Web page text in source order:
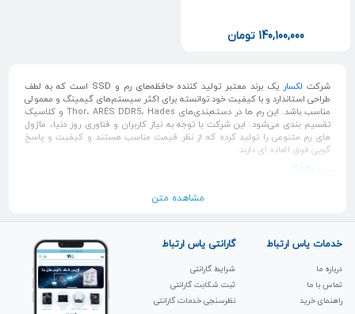
140,100,000 تومان
شرکت لکسار
یک برند معتبر تولید کننده حافظه‌های رم و SSD است که به لطف
طراحی استاندارد و با کیفیت خود توانسته برای اکثر سیستم‌های گیمینگ و معمولی
مناسب باشد. این رم ها در دسته‌بندی‌های Thor، ARES DDR5، Hades و کلاسیک
تقسیم بندی می‌شود. این شرکت با توجه به نیاز کاربران و فناوری روز دنیا، ماژول
های رم متنوعی را تولید کرده که از نظر قیمت مناسب هستند و کیفیت و پاسخ
گویی فوق العاده ای دارند.
DDR4 نیز عملکرد بهینه را در کنار سیستم پخش انتقال حرارت به ارمغان خواهد آورد
و برای نصب در سیستم های میان رده و نیمه حرفه ای مناسب می باشد.
سری ARES DDR5
نسل جدیدی از حافظه‌های DDR5 بوده که سرعت و عملکرد بهینه‌تری نسبت به
نسخه‌های قبلی ارائه می‌دهد که سرعت آن حدودا 1.5 برابر سریع‌تر از مدل DDR4
مشاهده متن
خدمات یاس ارتباط
درباره ما
تماس با ما
راهنمای خرید
گارانتی یاس ارتباط
شرایط گارانتی
ثبت شکابت‌ گارانتی
نظرسنجی خدمات گارانتی